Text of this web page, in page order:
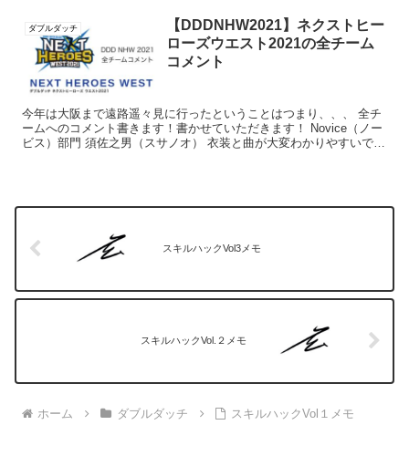
ダブルダッチ
【DDDNHW2021】ネクストヒー
ローズウエスト2021の全チーム
コメント
今年は大阪まで遠路遥々見に行ったということはつまり、、、 全チ
ームへのコメント書きます！書かせていただきます！ Novice（ノー
ビス）部門 須佐之男（スサノオ） 衣装と曲が大変わかりやすいです
スキルハックVol3メモ
スキルハックVol.２メモ
ホーム ダブルダッチ スキルハックVol１メモ